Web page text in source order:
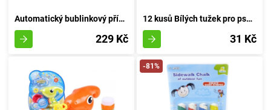
Automatický bublinkový přístroj Hroch
229 Kč
12 kusů Bílých tužek pro psaní
31 Kč
-81%